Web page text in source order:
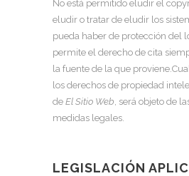
No está permitido eludir el
eludir o tratar de eludir los
pueda haber de protección del
permite el derecho de cita
la fuente de la que
los derechos de propiedad
de El Sitio Web, será objeto de
medidas legales.
LEGISLACIÓN